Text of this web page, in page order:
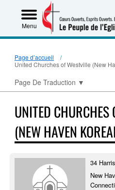
Menu
Page d’accueil
United Churches of Westville (New
Page De Traduction ▼
UNITED CHURCHES
(NEW HAVEN
34
New